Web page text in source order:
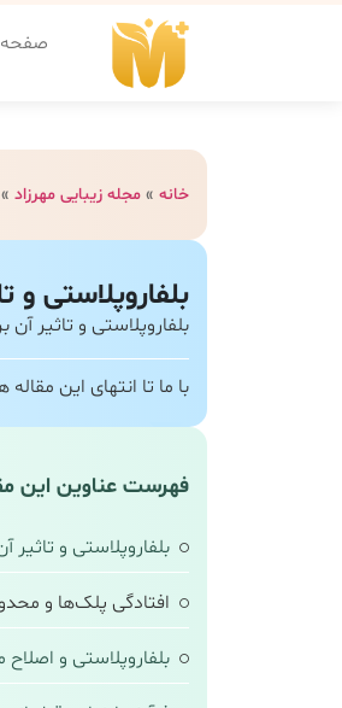
خانه » مجله زیبایی مهرزاد »
بلفاروپلاستی و
بلفاروپلاستی و تاثیر
با ما تا انتهای این
فهرست عناوین این
بلفاروپلاستی و تاثیر
افتادگی پلک‌ها و
بلفاروپلاستی و